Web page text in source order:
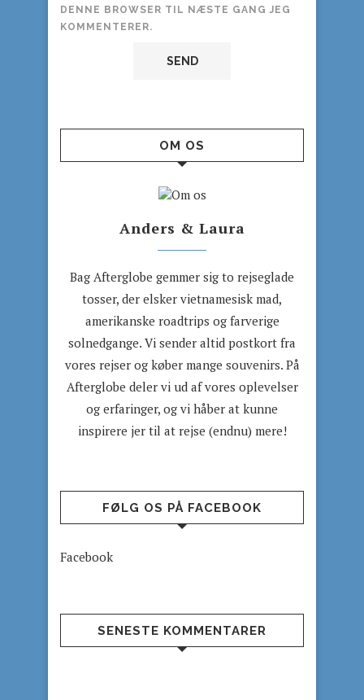
DENNE BROWSER TIL NÆSTE GANG JEG
KOMMENTERER.
OM OS
Anders & Laura
Bag Afterglobe gemmer sig to rejseglade
tosser, der elsker vietnamesisk mad,
amerikanske roadtrips og farverige
solnedgange. Vi sender altid postkort fra
vores rejser og køber mange souvenirs. På
Afterglobe deler vi ud af vores oplevelser
og erfaringer, og vi håber at kunne
inspirere jer til at rejse (endnu) mere!
FØLG OS PÅ FACEBOOK
Facebook
SENESTE KOMMENTARER